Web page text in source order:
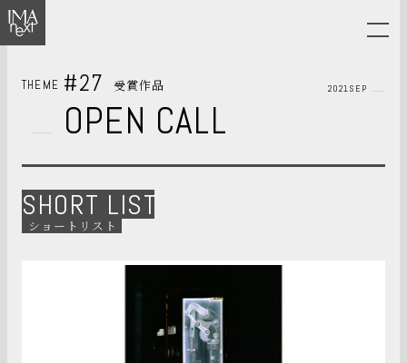
THEME #27 受賞作品 2021SEP
OPEN CALL
SHORT LIST
ショートリスト